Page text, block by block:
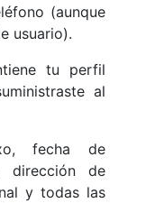
(aunque
usuario).
tu perfil
al
fecha de
dirección de
y todas las